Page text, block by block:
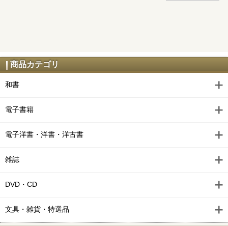
商品カテゴリ
和書
電子書籍
電子洋書・洋書・洋古書
雑誌
DVD・CD
文具・雑貨・特選品